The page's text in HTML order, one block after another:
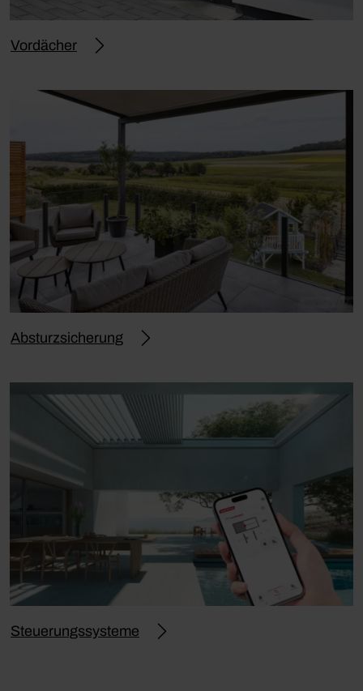
Vordächer
Absturzsicherung
Steuerungssysteme